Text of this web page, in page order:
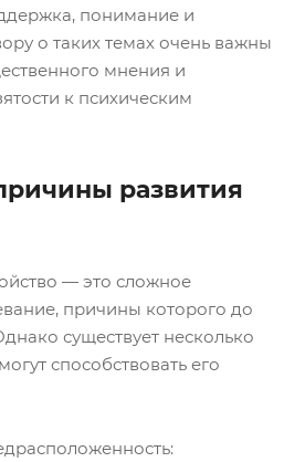
понимание и
о таких темах очень важны
мнения и
к психическим
развития
— это сложное
причины которого до
существует несколько
способствовать его